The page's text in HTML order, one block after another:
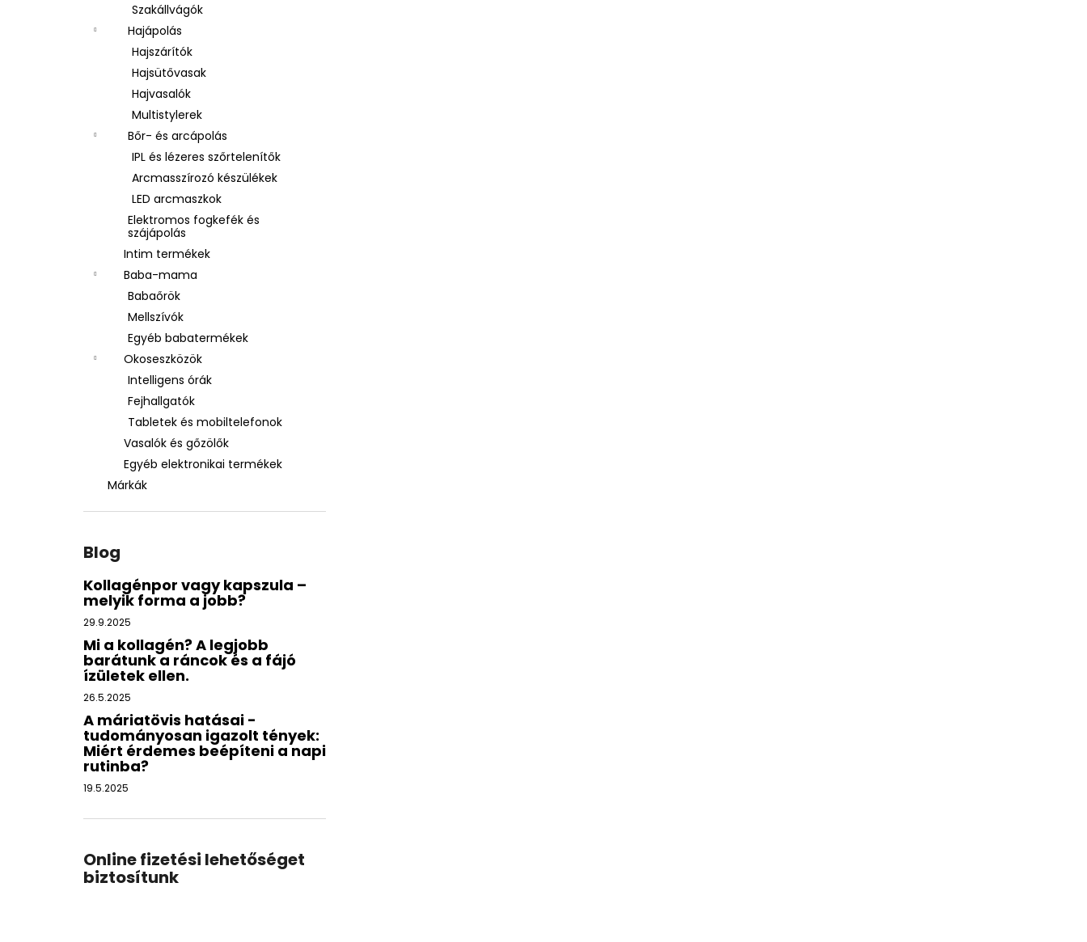
Szakállvágók
Hajápolás
Hajszárítók
Hajsütővasak
Hajvasalók
Multistylerek
Bőr- és arcápolás
IPL és lézeres szőrtelenítők
Arcmasszírozó készülékek
LED arcmaszkok
Elektromos fogkefék és
szájápolás
Intim termékek
Baba-mama
Babaőrök
Mellszívók
Egyéb babatermékek
Okoseszközök
Intelligens órák
Fejhallgatók
Tabletek és mobiltelefonok
Vasalók és gőzölők
Egyéb elektronikai termékek
Márkák
Blog
Kollagénpor vagy kapszula –
melyik forma a jobb?
29.9.2025
Mi a kollagén? A legjobb
barátunk a ráncok és a fájó
ízületek ellen.
26.5.2025
A máriatövis hatásai -
tudományosan igazolt tények:
Miért érdemes beépíteni a napi
rutinba?
19.5.2025
Online fizetési lehetőséget
biztosítunk